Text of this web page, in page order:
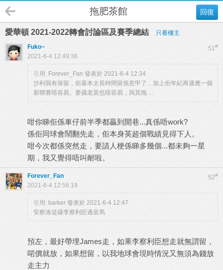
回復
拖肥茶館
愛華頓 2021-2022轉會討論區及賽季總結 只看樓主
51#
Fuko~
2021-6-4 12:49:36
引用: Forever_Fan 發表於 2021-6-4 12:34
沙利我有保留，佢基本太長時間留係意甲了，加上佢年紀再適應一個
新聯賽唔容易。要撬老莫也唔容易，與其拖 ...
咁你睇佢係車仔前半季都贏到開巷...真係唔work?
係佢同球會鬧翻先走，佢本身英超個戰績見得下人。
咁今次都係突然走，要請人梗係睇多幾個...都未夠一星
期，我又覺得唔叫耐啦。
52#
Forever_Fan
2021-6-4 12:56:19
引用: barker 發表於 2021-6-4 12:47
安察洛堤撬李察利臣過皇馬
預左，最好帶埋James走，如果李察利臣想走就無謂留，
啱價就放，如果想留，以我地球會現時情況又無須為錢放
走主力